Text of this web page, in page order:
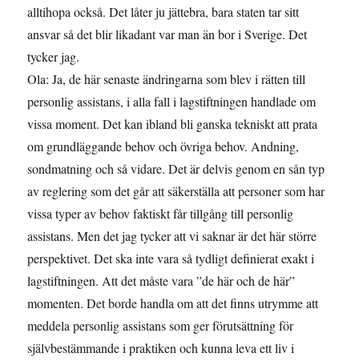
alltihopa också. Det låter ju jättebra, bara staten tar sitt
ansvar så det blir likadant var man än bor i Sverige. Det
tycker jag.
Ola: Ja, de här senaste ändringarna som blev i rätten till
personlig assistans, i alla fall i lagstiftningen handlade om
vissa moment. Det kan ibland bli ganska tekniskt att prata
om grundläggande behov och övriga behov. Andning,
sondmatning och så vidare. Det är delvis genom en sån typ
av reglering som det går att säkerställa att personer som har
vissa typer av behov faktiskt får tillgång till personlig
assistans. Men det jag tycker att vi saknar är det här större
perspektivet. Det ska inte vara så tydligt definierat exakt i
lagstiftningen. Att det måste vara ”de här och de här”
momenten. Det borde handla om att det finns utrymme att
meddela personlig assistans som ger förutsättning för
självbestämmande i praktiken och kunna leva ett liv i